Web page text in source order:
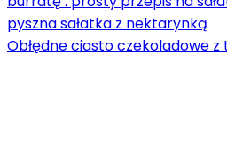
Obłędne ciasto czekoladowe z